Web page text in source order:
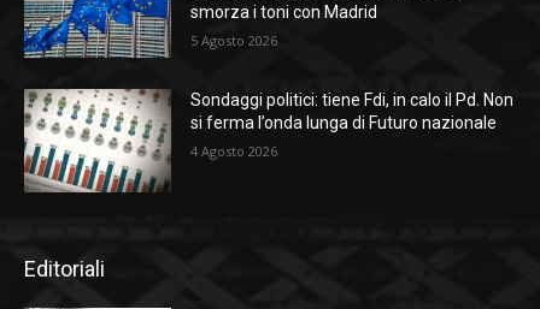
smorza i toni con Madrid
5 Agosto 2026
Sondaggi politici: tiene Fdi, in calo il Pd. Non
si ferma l’onda lunga di Futuro nazionale
4 Agosto 2026
Editoriali